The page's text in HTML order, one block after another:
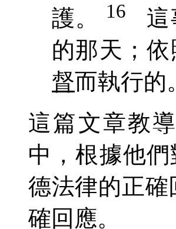
護。 16 這
的那天；
督而執行的
這篇文章教
中，根據他
德法律的正確
確回應。